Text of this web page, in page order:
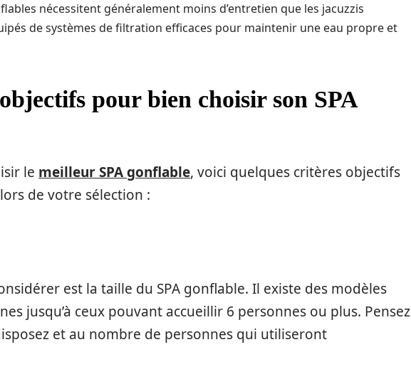
nécessitent généralement moins d’entretien que les jacuzzis
de systèmes de filtration efficaces pour maintenir une eau propre et
pour bien choisir son SPA
le meilleur SPA gonflable, voici quelques critères objectifs
de votre sélection :
est la taille du SPA gonflable. Il existe des modèles
jusqu’à ceux pouvant accueillir 6 personnes ou plus. Pensez
et au nombre de personnes qui utiliseront